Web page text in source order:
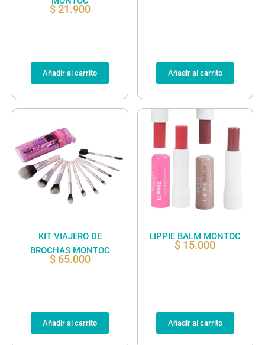
$21.900
Añadir al carrito Añadir al carrito
KIT VIAJERO DE
BROCHAS MONTOC
$65.000
Añadir al carrito
LIPPIE BALM MONTOC
$ 15.000
Añadir al carrito